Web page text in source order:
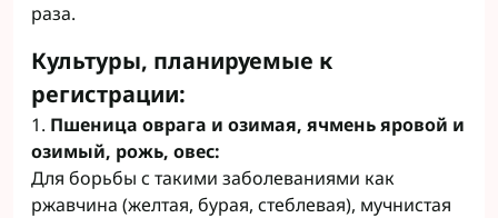
раза.
Культуры, планируемые к
регистрации:
1. Пшеница оврага и озимая, ячмень яровой и
озимый, рожь, овес:
Для борьбы с такими заболеваниями как
ржавчина (желтая, бурая, стеблевая), мучнистая